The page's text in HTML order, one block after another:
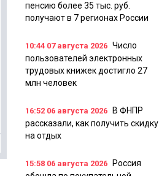
пенсию более 35 тыс. руб.
получают в 7 регионах России
10:44 07 августа 2026 Число
пользователей электронных
трудовых книжек достигло 27
млн человек
16:52 06 августа 2026
В ФНПР
рассказали, как получить скидку
на отдых
15:58 06 августа 2026
Россия